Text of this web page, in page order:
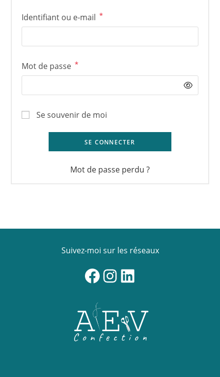
Identifiant ou e-mail *
Mot de passe *
Se souvenir de moi
SE CONNECTER
Mot de passe perdu ?
Suivez-moi sur les réseaux
FacebookInstagramLinkedIn